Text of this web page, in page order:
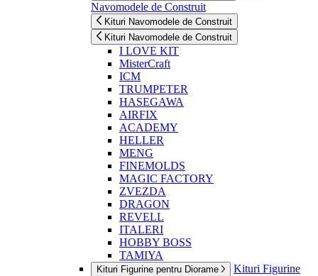
Navomodele de Construit
Kituri Navomodele de Construit
Kituri Navomodele de Construit
I LOVE KIT
MisterCraft
ICM
TRUMPETER
HASEGAWA
AIRFIX
ACADEMY
HELLER
MENG
FINEMOLDS
MAGIC FACTORY
ZVEZDA
DRAGON
REVELL
ITALERI
HOBBY BOSS
TAMIYA
Kituri Figurine pentru Diorame
Kituri Figurine